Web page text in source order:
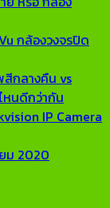
กล้องวงจรปิด
สีกลางคืน vs
หนดีกว่ากัน
IP Camera
ม 2020